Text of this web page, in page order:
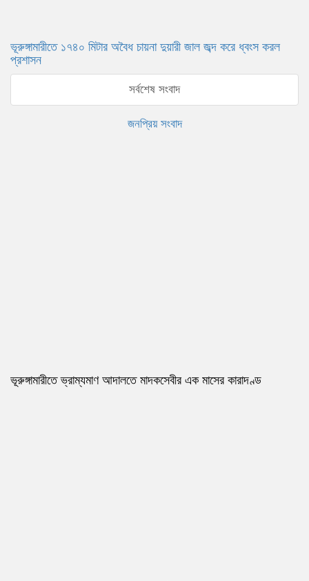
ভূরুঙ্গামারীতে ১৭৪০ মিটার অবৈধ চায়না দুয়ারী জাল জব্দ করে ধ্বংস করল
প্রশাসন
সর্বশেষ সংবাদ
জনপ্রিয় সংবাদ
ভূরুঙ্গামারীতে ভ্রাম্যমাণ আদালতে মাদকসেবীর এক মাসের কারাদণ্ড